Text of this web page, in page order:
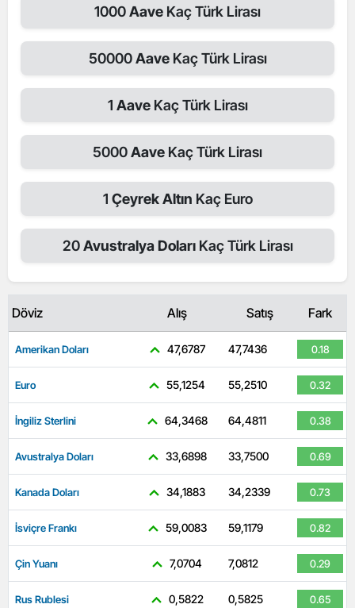
1000Aave Kaç Türk Lirası
50000Aave Kaç Türk Lirası
1 Aave Kaç Türk Lirası
5000Aave Kaç Türk Lirası
1 Çeyrek Altın Kaç Euro
20Avustralya DolarıKaç Türk Lirası
Döviz Alış Satış Fark
Amerikan Doları 47,6787 47,7436 0.18
Euro 55,1254 55,2510 0.32
İngiliz Sterlini 64,3468 64,4811 0.38
Avustralya Doları 33,6898 33,7500 0.69
Kanada Doları 34,1883 34,2339 0.73
İsviçre Frankı 59,0083 59,1179 0.82
Çin Yuanı 7,0704 7,0812 0.29
Rus Rublesi 0,5822 0,5825 0.65